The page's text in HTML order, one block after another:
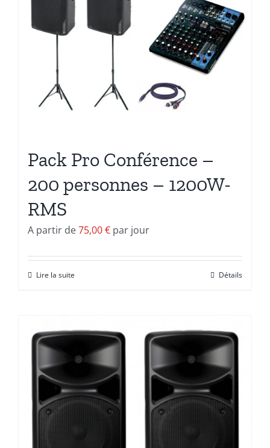
Pack Pro Conférence –
200 personnes – 1200W-
RMS
A partir de75,00€ par jour
Lire la suite Détails